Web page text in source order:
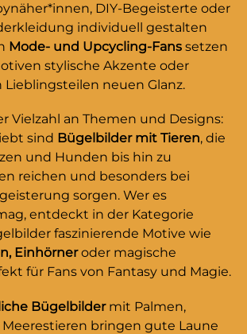
DIY-Begeisterte oder
individuell gestalten
Mode- und Upcycling-Fans setzen
stylische Akzente oder
neuen Glanz.
Vielzahl an Themen und Designs:
sind Bügelbilder mit Tieren, die
und Hunden bis hin zu
reichen und besonders bei
sorgen. Wer es
entdeckt in der Kategorie
faszinierende Motive wie
Einhörneroder magische
für Fans von Fantasy und Magie.
Bügelbildermit Palmen,
Meerestieren bringen gute Laune